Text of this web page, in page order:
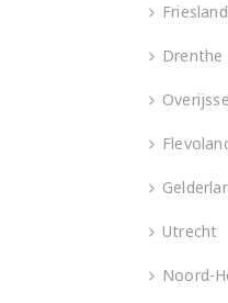
Friesland
Drenthe
Utrecht
Noord-